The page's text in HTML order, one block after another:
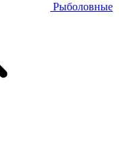
Рыболовные